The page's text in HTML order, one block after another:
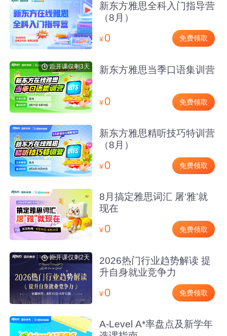
新东方雅思全科入门指导营
（8月）
¥0 免费领取
距开课仅剩3天 新东方雅思当季口语集训营
¥0 免费领取
新东方雅思精听技巧特训营
（8月）
¥0 免费领取
8月搞定雅思词汇 屠‘雅’就
现在
¥0 免费领取
距开课仅剩2天
2026热门行业趋势解读 提
升自身就业竞争力
¥0 免费领取
A-Level A*率盘点及新学年